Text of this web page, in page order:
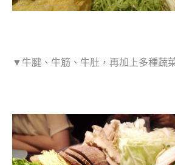
▼牛腱、牛筋、牛肚，再加上多種蔬